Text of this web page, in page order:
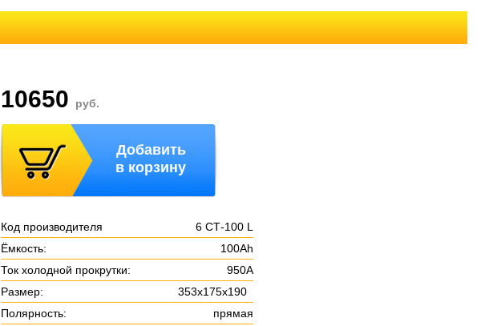
10650 руб.
Добавить
в корзину
Код производителя
6 СТ-100 L
Ёмкость:
100Ah
Ток холодной прокрутки:
950А
Размер:
353х175х190
Полярность:
прямая